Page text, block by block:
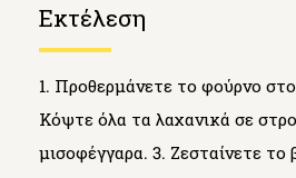
Εκτέλεση
1. Προθερμάνετε το φούρνο
Κόψτε όλα τα λαχανικά σε
μισοφέγγαρα. 3. Ζεσταίνετε το